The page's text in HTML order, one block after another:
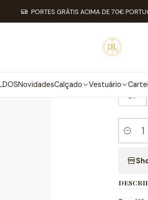
NovidadesCalçado Vestuário
PORTES GRÁTIS ACIMA DE 70€
Promoções Primavera/Verão
|
37
Quantity